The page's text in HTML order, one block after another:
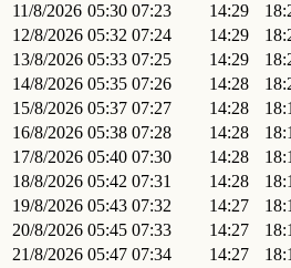
11/8/2026 05:30 07:23 14:29
12/8/2026 05:32 07:24 14:29
13/8/2026 05:33 07:25 14:29
14/8/2026 05:35 07:26 14:28
15/8/2026 05:37 07:27 14:28
16/8/2026 05:38 07:28 14:28
17/8/2026 05:40 07:30 14:28
18/8/2026 05:42 07:31 14:28
19/8/2026 05:43 07:32 14:27
20/8/2026 05:45 07:33 14:27
21/8/2026 05:47 07:34 14:27